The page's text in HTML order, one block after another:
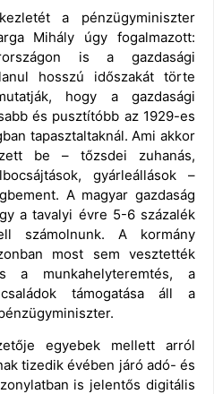
a pénzügyminiszter
Mihály úgy fogalmazott:
is a gazdasági
hosszú időszakát törte
hogy a gazdasági
és pusztítóbb az 1929-es
tapasztaltaknál. Ami akkor
be – tőzsdei zuhanás,
gyárleállások –
A magyar gazdaság
a tavalyi évre 5-6 százalék
számolnunk. A kormány
most sem vesztették
a munkahelyteremtés, a
támogatása áll a
egyebek mellett arról
tizedik évében járó adó- és
is jelentős digitális